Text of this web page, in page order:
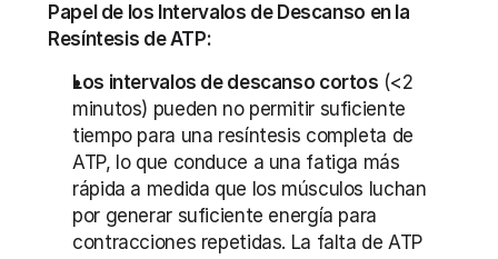
Papel de los Intervalos de Descanso en la
Resíntesis de ATP:
Los intervalos de descanso cortos (<2
minutos) pueden no permitir suficiente
tiempo para una resíntesis completa de
ATP, lo que conduce a una fatiga más
rápida a medida que los músculos luchan
por generar suficiente energía para
contracciones repetidas. La falta de ATP